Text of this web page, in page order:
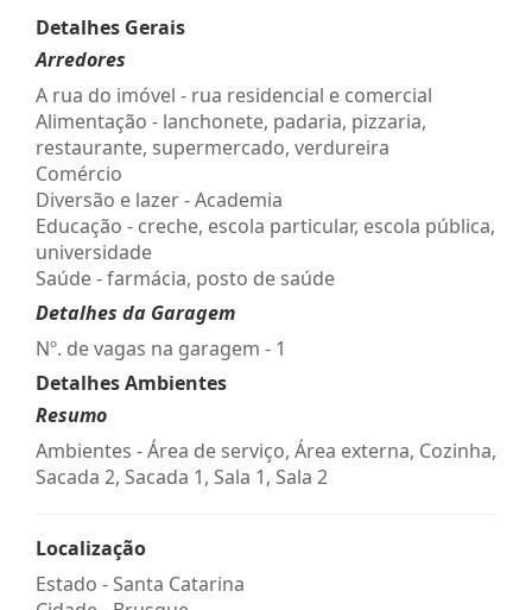
Detalhes Gerais
Arredores
A rua do imóvel - rua residencial e comercial
Alimentação - lanchonete, padaria, pizzaria,
restaurante, supermercado, verdureira
Comércio
Diversão e lazer - Academia
Educação - creche, escola particular, escola pública,
universidade
Saúde - farmácia, posto de saúde
Detalhes da Garagem
Nº. de vagas na garagem - 1
Detalhes Ambientes
Resumo
Ambientes - Área de serviço, Área externa, Cozinha,
Sacada 2, Sacada 1, Sala 1, Sala 2
Localização
Estado -Santa Catarina